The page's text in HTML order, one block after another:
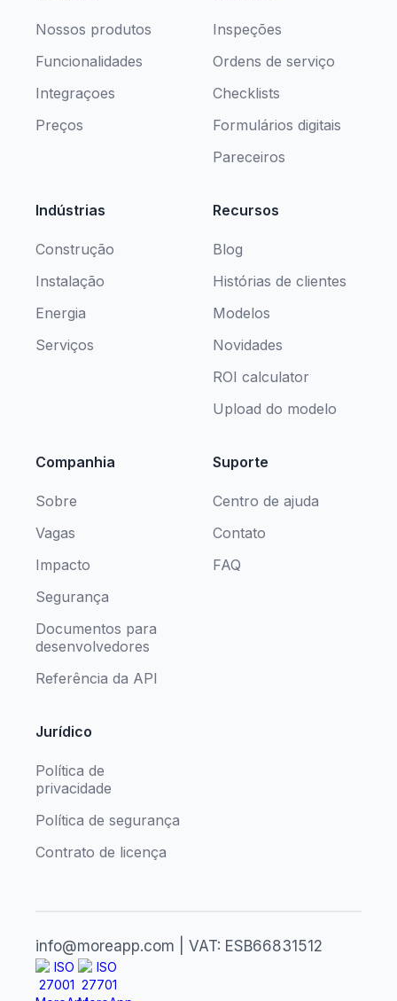
Nossos produtos
Funcionalidades
Integraçoes
Preços
Inspeções
Ordens de serviço
Checklists
Formulários digitais
Pareceiros
Indústrias
Construção
Instalação
Energia
Serviços
Recursos
Blog
Histórias de clientes
Modelos
Novidades
ROI calculator
Upload do modelo
Companhia
Sobre
Vagas
Impacto
Segurança
Documentos para
desenvolvedores
Referência da API
Suporte
Centro de ajuda
Contato
FAQ
Jurídico
Política de
privacidade
Política de segurança
Contrato de licença
info@moreapp.com | VAT: ESB66831512